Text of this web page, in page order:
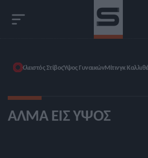
Κλειστός ΣτίβοςΎψος ΓυναικώνΜίτινγκ
ΆΛΜΑ ΕΙΣ ΎΨΟΣ